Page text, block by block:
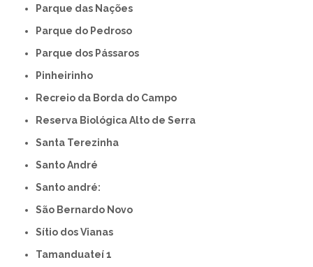
Parque das Nações
Parque do Pedroso
Parque dos Pássaros
Pinheirinho
Recreio da Borda do Campo
Reserva Biológica Alto de Serra
Santa Terezinha
Santo André
Santo andré:
São Bernardo Novo
Sítio dos Vianas
Tamanduateí 1